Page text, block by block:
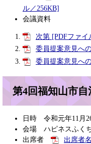
ル／256KB]
会議資料
次第 [PDFファイ
委員提案意見へ
委員提案意見へ
第4回福知山市
日時 令和元年11月
会場 ハピネスふく
出席者
出席者